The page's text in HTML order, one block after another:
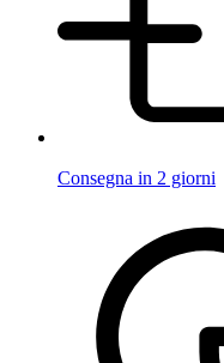
Consegna in 2 giorni